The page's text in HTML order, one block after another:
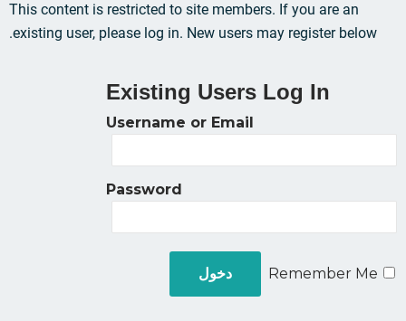
This content is restricted to site members. If you are an
existing user, please log in. New users may register below.
Existing Users Log In
Username or Email
Password
Remember Me